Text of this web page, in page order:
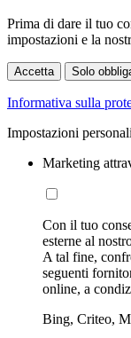
Prima di dare il tuo
impostazioni e la
Accetta Solo
Informativa sulla
Impostazioni
Marketing
Con il tuo
esterne al
A tal fine,
seguenti
online, a
Bing, Criteo,